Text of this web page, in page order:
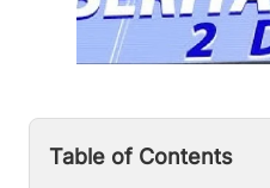
Table of Contents